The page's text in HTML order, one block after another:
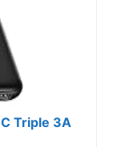
Triple 3A